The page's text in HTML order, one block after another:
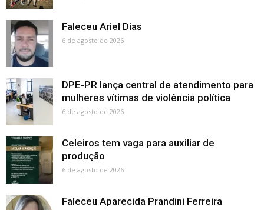
Faleceu Ariel Dias
6 de agosto de 2026
DPE-PR lança central de atendimento para
mulheres vítimas de violência política
6 de agosto de 2026
Celeiros tem vaga para auxiliar de
produção
6 de agosto de 2026
Faleceu Aparecida Prandini Ferreira